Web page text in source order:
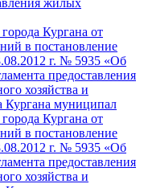
Кургана от
в постановление
г. № 5935 «Об
предоставления
хозяйства и
Кургана муниципал
Кургана от
в постановление
г. № 5935 «Об
предоставления
хозяйства и